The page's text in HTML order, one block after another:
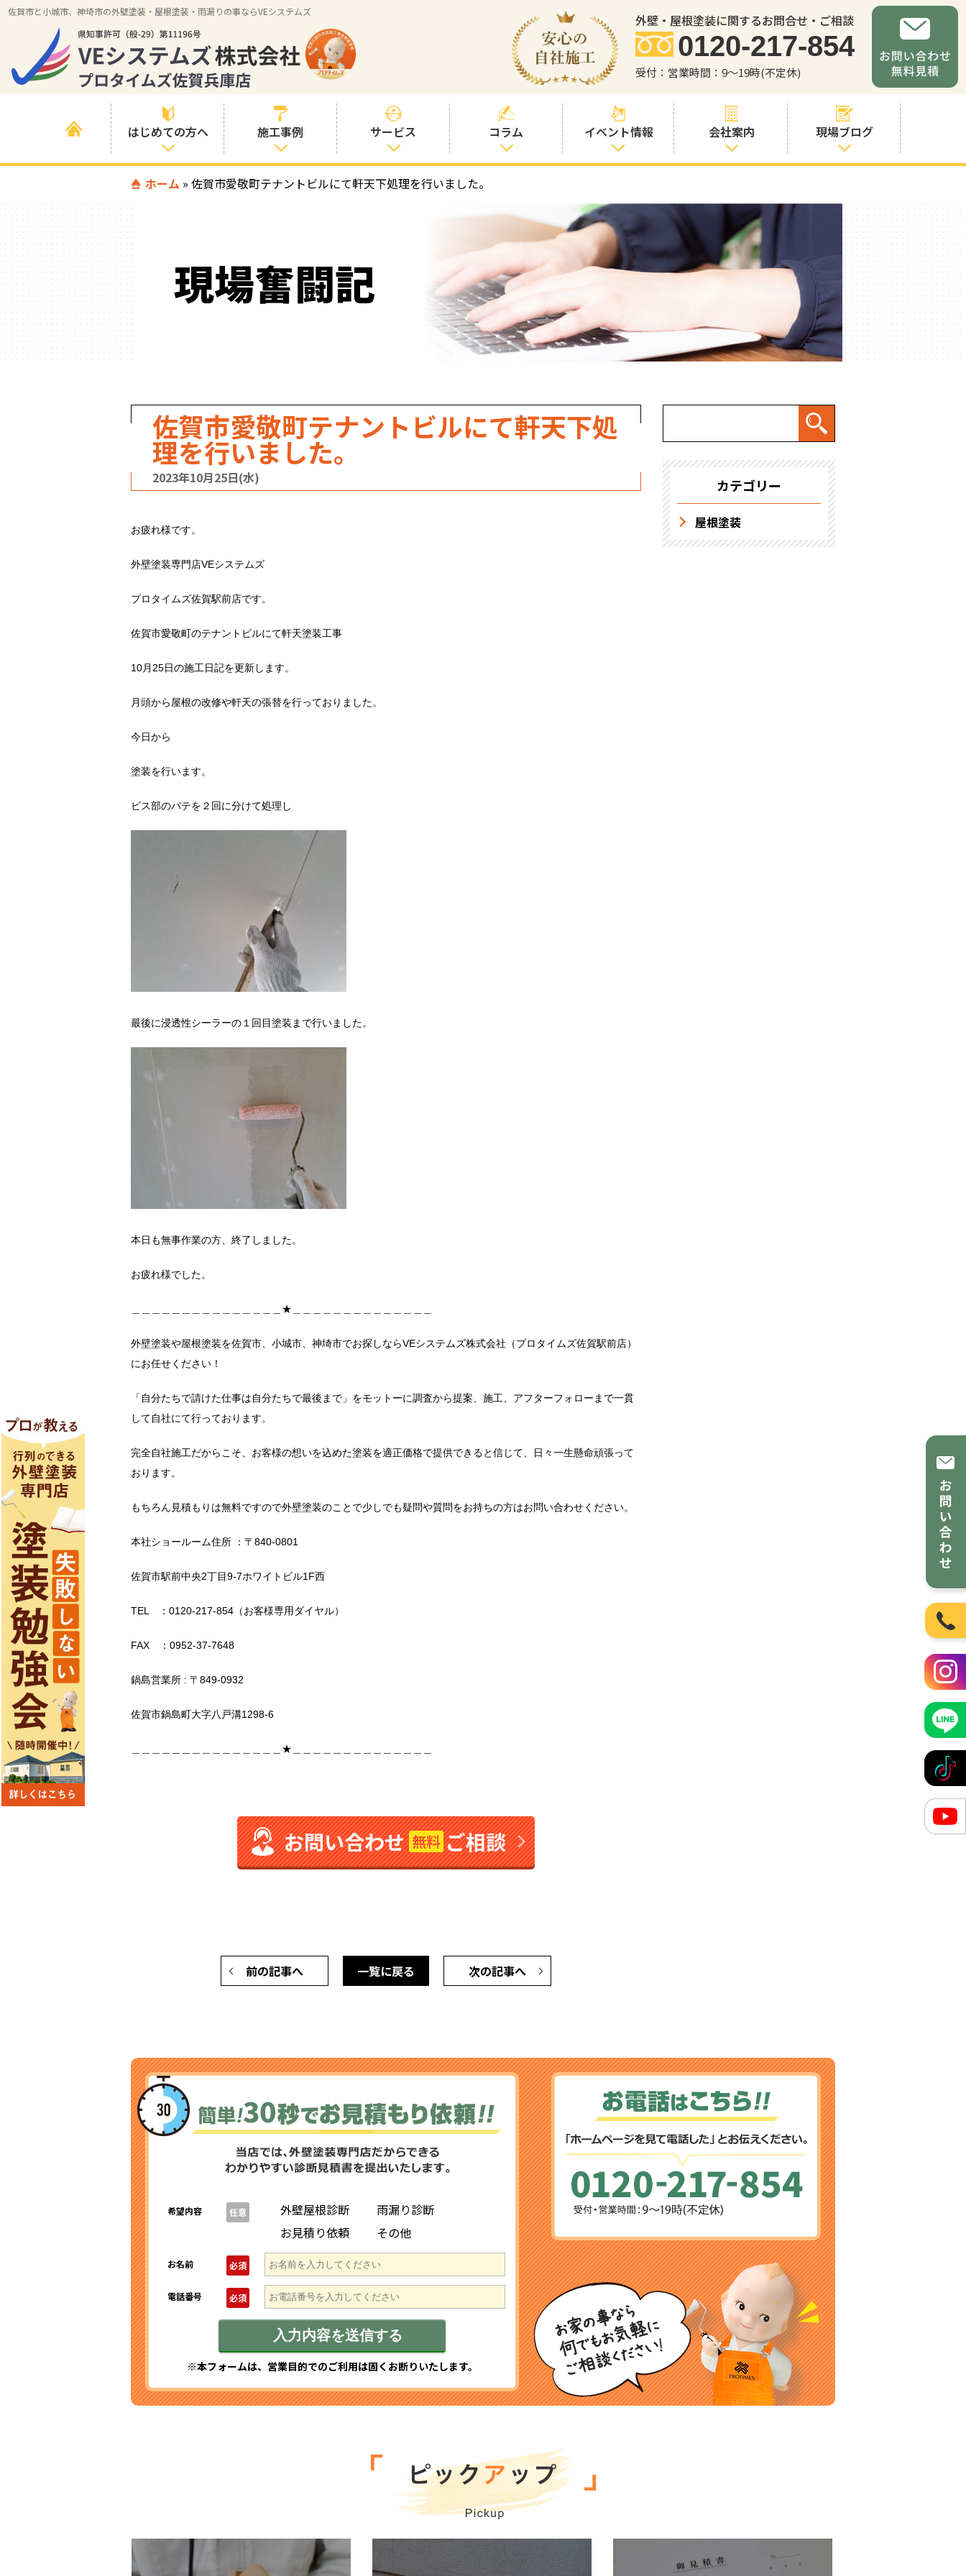
佐賀市と小城市、神埼市の外壁塗装・屋根塗装・雨漏りの事ならVEシステムズ
外壁・屋根塗装に関するお問合せ・ご相談
0120-217-854
受付：営業時間：9～19時(不定休)
はじめての方へ
はじめて外壁塗
いる方へ
喜んでいただけ
る３つの理由
施工事例
すべての事例
例
色の事例
サービス
塗装プランと価
お客様との交流
を大切に
見積書の見方
コラム
社長コラム
塗装コラム
塗料コラム
イベント情報 会社案内
職人・スタッフ
紹介
お問い合わせか
らの流れ
求人情報
現場ブログ
ホーム » 佐賀市愛敬町テナントビルにて軒天下処理を行いました。
現場奮闘記
佐賀市愛敬町テナントビルにて軒天下処
理を行いました。
2023年10月25日(水)
お疲れ様です。
外壁塗装専門店VEシステムズ
プロタイムズ佐賀駅前店です。
佐賀市愛敬町のテナントビルにて軒天塗装工事
10月25日の施工日記を更新します。
月頭から屋根の改修や軒天の張替を行っておりました。
今日から
塗装を行います。
ビス部のパテを２回に分けて処理し
最後に浸透性シーラーの１回目塗装まで行いました。
本日も無事作業の方、終了しました。
お疲れ様でした。
＿＿＿＿＿＿＿＿＿＿＿＿＿＿＿★＿＿＿＿＿＿＿＿＿＿＿＿＿＿
外壁塗装や屋根塗装を佐賀市、小城市、神埼市でお探しならVEシステムズ株式会社（プロタイムズ佐賀駅前店）
にお任せください！
「自分たちで請けた仕事は自分たちで最後まで」をモットーに調査から提案、施工、アフターフォローまで一貫
して自社にて行っております。
完全自社施工だからこそ、お客様の想いを込めた塗装を適正価格で提供できると信じて、日々一生懸命頑張って
おります。
もちろん見積もりは無料ですので外壁塗装のことで少しでも疑問や質問をお持ちの方はお問い合わせください。
本社ショールーム住所 ：〒840-0801
佐賀市駅前中央2丁目9-7ホワイトビル1F西
TEL ：0120-217-854（お客様専用ダイヤル）
FAX ：0952-37-7648
鍋島営業所 : 〒849-0932
佐賀市鍋島町大字八戸溝1298-6
＿＿＿＿＿＿＿＿＿＿＿＿＿＿＿★＿＿＿＿＿＿＿＿＿＿＿＿＿＿
お問い合わせ無料 ご相談
前の記事へ 次の記事へ
一覧に戻る
カテゴリー
屋根塗装
希望内容 任意 外壁屋根診断
雨漏り診断
お見積り依頼
その他
お名前 必須
電話番号 必須
※本フォームは、営業目的でのご利用は固くお断りいたします。